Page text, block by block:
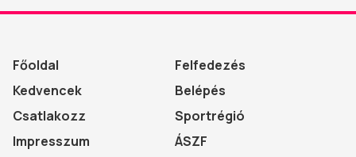
Főoldal
Felfedezés
Kedvencek
Belépés
Csatlakozz
Sportrégió
Impresszum
ÁSZF